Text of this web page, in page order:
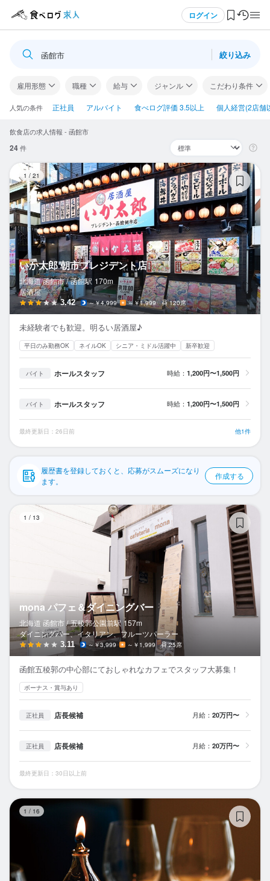
ログイン
食べログ求人TOP
求人検索
閲覧履歴
気になる求人
検索履歴・保存した条件
応募履歴
WEB履歴書
スカウト・メルマガ受信設定
ヘルプ・お問い合わせフォーム
掲載をご検討の店舗様へ
食べログ求人PRESS
プライバシーポリシー
利用規約
企業情報
函館市 絞り込み
雇用形態 職種 給与 ジャンル こだわり条件
人気の条件 正社員 アルバイト 食べログ評価 3.5以上 個人経営(2店舗
飲食店の求人情報 - 函館市
24件
1 / 21
いか太郎 朝市プレジデント店
北海道 函館市 / 函館駅 170m
居酒屋
3.42 ～￥4,999 ～￥1,999 120席
未経験者でも歓迎。明るい居酒屋♪
平日のみ勤務OK ネイルOK シニア・ミドル活躍中 新卒歓迎
バイト ホールスタッフ 時給： 1,200円〜1,500円
バイト ホールスタッフ 時給： 1,200円〜1,500円
最終更新日：26日前 他1件
履歴書を登録しておくと、応募がスムーズになり
ます。
作成する
1 / 13
mona パフェ＆ダイニングバー
北海道 函館市 / 五稜郭公園前駅 157m
ダイニングバー、イタリアン、フルーツパーラー
3.11 ～￥3,999 ～￥1,999 25席
函館五稜郭の中心部にておしゃれなカフェでスタッフ大募集！
ボーナス・賞与あり
正社員 店長候補 月給： 20万円〜
正社員 店長候補 月給： 20万円〜
最終更新日：30日以上前
1 / 16